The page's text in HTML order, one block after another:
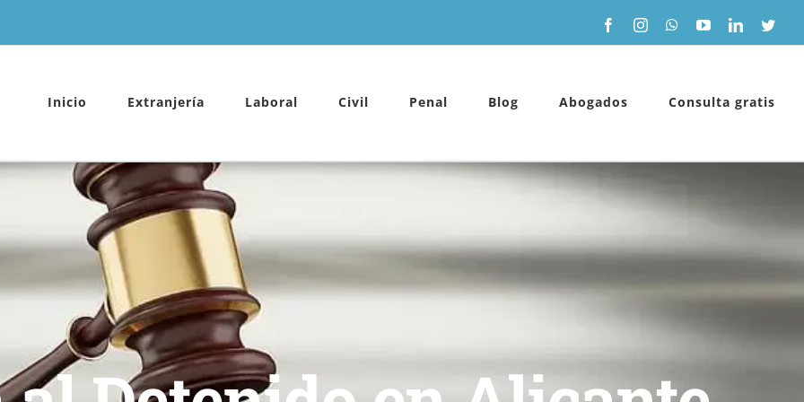
FacebookInstagramWhatsApp
YouTubeLinkedIn
Inicio Extranjería Laboral Civil Penal Blog Abogados Consulta gratis